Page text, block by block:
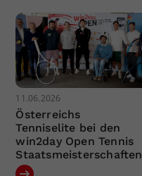
11.06.2026
Österreichs
Tenniselite bei den
win2day Open Tennis
Staatsmeisterschaften